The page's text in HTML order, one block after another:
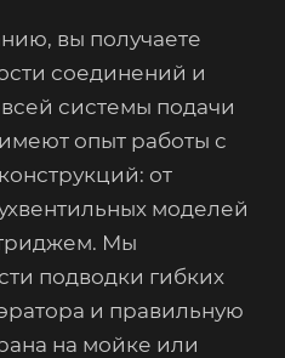
вы получаете
соединений и
системы подачи
опыт работы с
от
моделей
Мы
подводки гибких
и правильную
на мойке или